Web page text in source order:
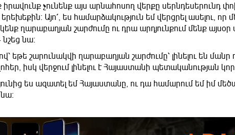
իրավունք չունենք այս արնահոսող վերքը սերնդեսերունդ
Այո՛, ես համարձակություն եմ վերցրել ասելու,
ղարաբաղյան շարժումը ու դրա արդյունքում մենք
նա։
եթե շարունակվի ղարաբաղյան շարժումը՝ լինելու են մանր
իսկ վերջում լինելու է Հայաստանի պետականության
ես ազատել եմ Հայաստանը, ու դա համարում եմ իմ